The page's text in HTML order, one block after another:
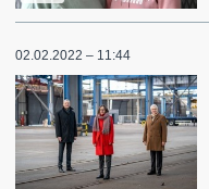
02.02.2022 – 11:44